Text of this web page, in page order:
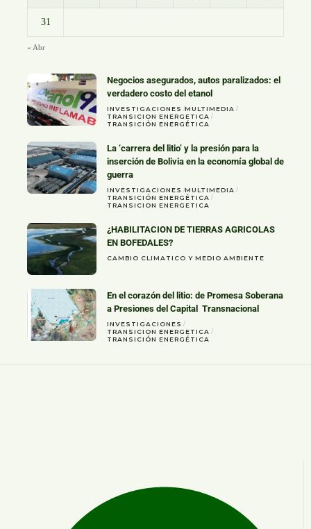
31
« Abr
Negocios asegurados, autos paralizados: el
verdadero costo del etanol
INVESTIGACIONES
MULTIMEDIA
TRANSICION ENERGETICA
TRANSICIÓN ENERGÉTICA
La ‘carrera del litio’ y la presión para la
inserción de Bolivia en la economía global de
guerra
INVESTIGACIONES
MULTIMEDIA
TRANSICIÓN ENERGÉTICA
TRANSICION ENERGETICA
¿HABILITACION DE TIERRAS AGRICOLAS
EN BOFEDALES?
CAMBIO CLIMATICO Y MEDIO AMBIENTE
En el corazón del litio: de Promesa Soberana
a Presiones del Capital Transnacional
INVESTIGACIONES
TRANSICION ENERGETICA
TRANSICIÓN ENERGÉTICA